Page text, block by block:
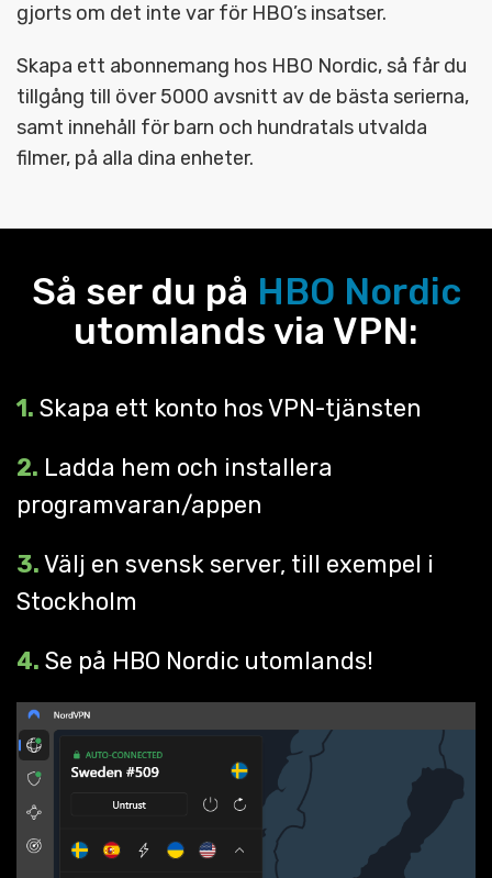
gjorts om det inte var för HBO’s insatser.
Skapa ett abonnemang hos HBO Nordic, så får du
tillgång till över 5000 avsnitt av de bästa serierna,
samt innehåll för barn och hundratals utvalda
filmer, på alla dina enheter.
Så ser du på HBO Nordic
utomlands via VPN:
1. Skapa ett konto hos VPN-tjänsten
2. Ladda hem och installera
programvaran/appen
3. Välj en svensk server, till exempel i
Stockholm
4. Se på HBO Nordic utomlands!